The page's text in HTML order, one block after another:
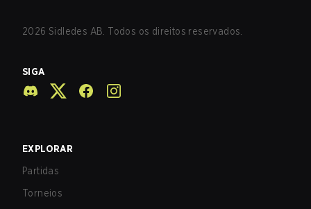
2026 Sidledes AB. Todos os direitos reservados.
SIGA
EXPLORAR
Partidas
Torneios